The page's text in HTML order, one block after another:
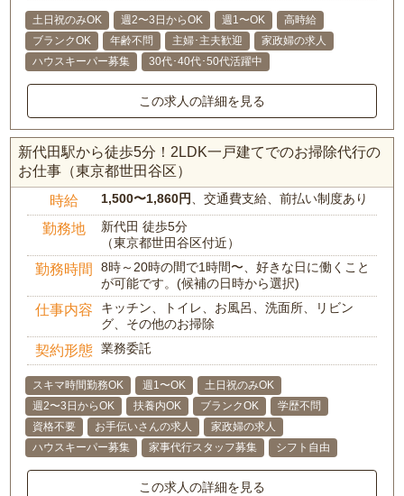
土日祝のみOK 週2〜3日からOK 週1〜OK
高時給
ブランクOK
年齢不問 主婦･主夫歓迎
家政婦の求人
ハウスキーパー募集
30代･40代･50代活躍中
この求人の詳細を見る
新代田駅から徒歩5分！2LDK一戸建てでのお掃除代行の
お仕事（東京都世田谷区）
時給 1,500〜1,860円、交通費支給、前払い制度あり
勤務地
新代田 徒歩5分
（東京都世田谷区付近）
勤務時間
8時～20時の間で1時間〜、好きな日に働くこと
が可能です。(候補の日時から選択)
仕事内容
キッチン、トイレ、お風呂、洗面所、リビン
グ、その他のお掃除
契約形態 業務委託
スキマ時間勤務OK 週1〜OK
土日祝のみOK
週2〜3日からOK
扶養内OK ブランクOK
学歴不問
資格不要
お手伝いさんの求人
家政婦の求人
ハウスキーパー募集
家事代行スタッフ募集 シフト自由
この求人の詳細を見る